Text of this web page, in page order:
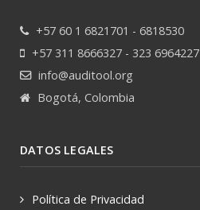
+57 60 1 6821701 - 6818530
+57 311 8666327 - 323 6964227
info@auditool.org
Bogotá, Colombia
DATOS LEGALES
Política de Privacidad